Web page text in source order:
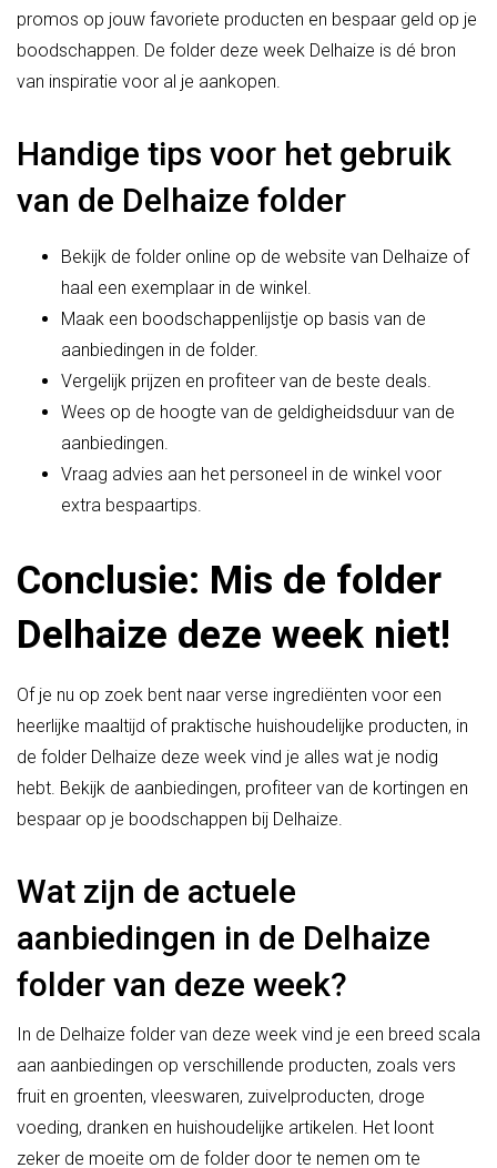
promos op jouw favoriete producten en bespaar geld op je
boodschappen. De folder deze week Delhaize is dé bron
van inspiratie voor al je aankopen.
Handige tips voor het gebruik
van de Delhaize folder
Bekijk de folder online op de website van Delhaize of
haal een exemplaar in de winkel.
Maak een boodschappenlijstje op basis van de
aanbiedingen in de folder.
Vergelijk prijzen en profiteer van de beste deals.
Wees op de hoogte van de geldigheidsduur van de
aanbiedingen.
Vraag advies aan het personeel in de winkel voor
extra bespaartips.
Conclusie: Mis de folder
Delhaize deze week niet!
Of je nu op zoek bent naar verse ingrediënten voor een
heerlijke maaltijd of praktische huishoudelijke producten, in
de folder Delhaize deze week vind je alles wat je nodig
hebt. Bekijk de aanbiedingen, profiteer van de kortingen en
bespaar op je boodschappen bij Delhaize.
Wat zijn de actuele
aanbiedingen in de Delhaize
folder van deze week?
In de Delhaize folder van deze week vind je een breed scala
aan aanbiedingen op verschillende producten, zoals vers
fruit en groenten, vleeswaren, zuivelproducten, droge
voeding, dranken en huishoudelijke artikelen. Het loont
zeker de moeite om de folder door te nemen om te